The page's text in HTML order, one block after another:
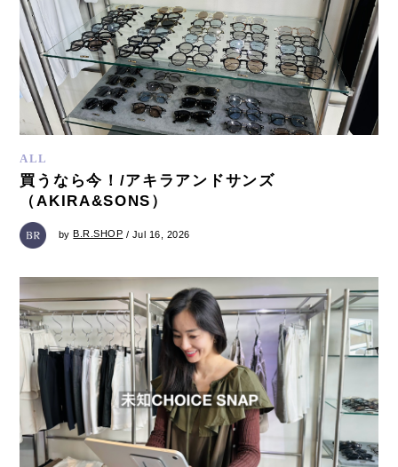
ALL
買うなら今！/アキラアンドサンズ
（AKIRA&SONS）
by B.R.SHOP / Jul 16, 2026